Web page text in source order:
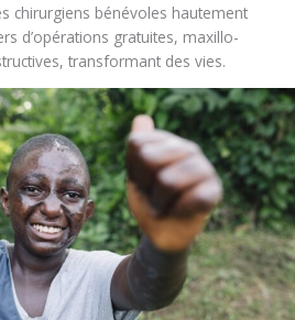
chirurgiens bénévoles hautement
d’opérations gratuites, maxillo-
transformant des vies.